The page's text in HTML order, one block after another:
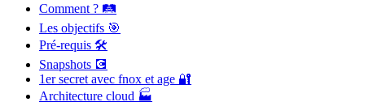
Comment ? 🛤️
Les objectifs 🎯
Pré-requis 🛠️
Snapshots 💽
1er secret avec fnox et age 🔐
Architecture cloud 🏭